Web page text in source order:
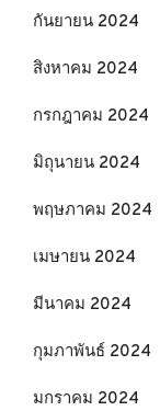
กันยายน 2024
สิงหาคม 2024
กรกฎาคม 2024
มิถุนายน 2024
พฤษภาคม 2024
เมษายน 2024
มีนาคม 2024
กุมภาพันธ์ 2024
มกราคม 2024